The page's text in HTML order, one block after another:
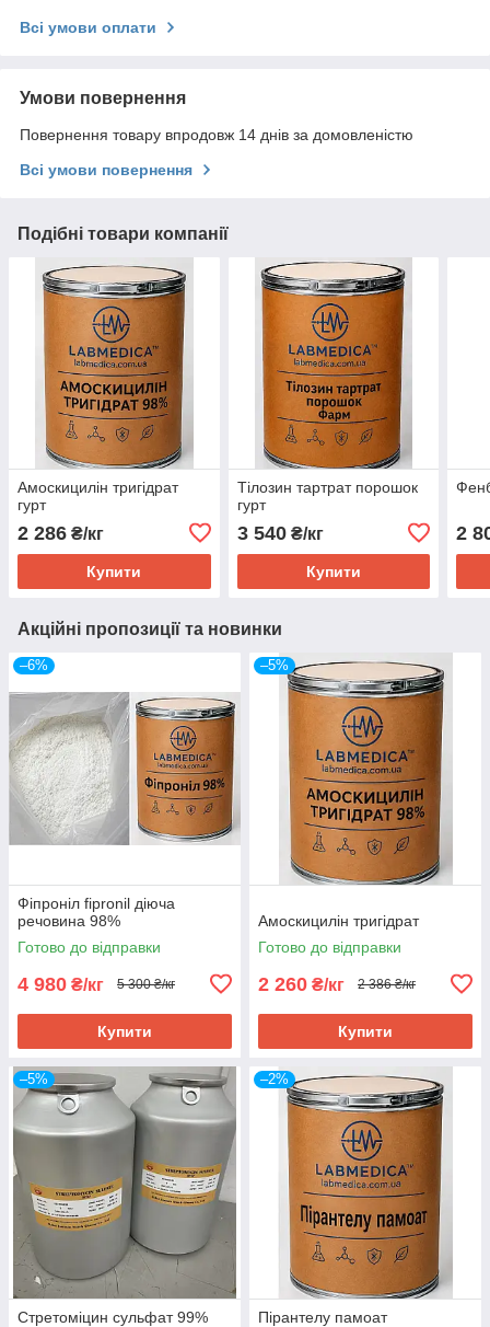
Всі умови оплати
Умови повернення
Повернення товару впродовж 14 днів за домовленістю
Всі умови повернення
Подібні товари компанії
Амоскицилін тригідрат
гурт
2 286 ₴/кг
Купити
Тілозин тартрат порошок
гурт
3 540₴/кг
Купити
2
Акційні пропозиції та новинки
–6%
Фіпроніл fipronil діюча
речовина 98%
Готово до відправки
4 980 ₴/кг 5 300 ₴/кг
Купити
–5%
Амоскицилін тригідрат
Готово до відправки
2 260 ₴/кг 2 386 ₴/кг
Купити
–5%
Стретоміцин сульфат 99%
–2%
Пірантелу памоат